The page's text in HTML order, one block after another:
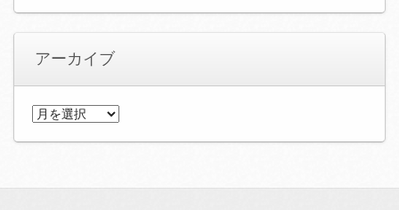
アーカイブ
ア
ブ